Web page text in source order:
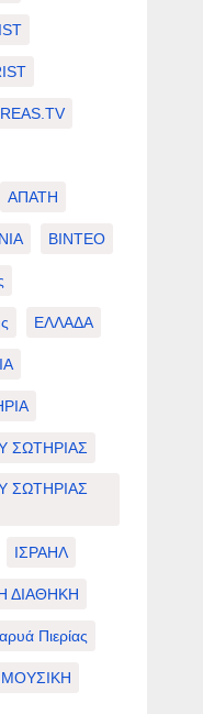
ΑΠΑΤΗ
ΒΙΝΤΕΟ
ΕΛΛΑΔΑ
ΣΩΤΗΡΙΑΣ
ΣΩΤΗΡΙΑΣ
ΙΣΡΑΗΛ
ΔΙΑΘΗΚΗ
Πιερίας
ΜΟΥΣΙΚΗ